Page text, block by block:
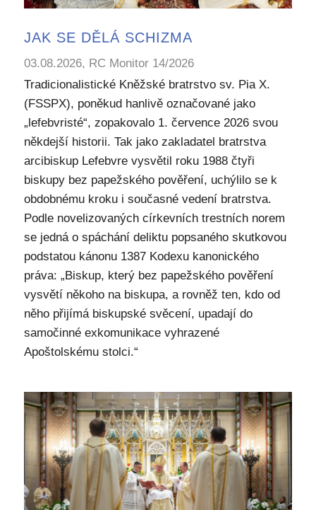
JAK SE DĚLÁ SCHIZMA
03.08.2026, RC Monitor 14/2026
Tradicionalistické Kněžské bratrstvo sv. Pia X.
(FSSPX), poněkud hanlivě označované jako
„lefebvristé“, zopakovalo 1. července 2026 svou
někdejší historii. Tak jako zakladatel bratrstva
arcibiskup Lefebvre vysvětil roku 1988 čtyři
biskupy bez papežského pověření, uchýlilo se k
obdobnému kroku i současné vedení bratrstva.
Podle novelizovaných církevních trestních norem
se jedná o spáchání deliktu popsaného skutkovou
podstatou kánonu 1387 Kodexu kanonického
práva: „Biskup, který bez papežského pověření
vysvětí někoho na biskupa, a rovněž ten, kdo od
něho přijímá biskupské svěcení, upadají do
samočinné exkomunikace vyhrazené
Apoštolskému stolci.“